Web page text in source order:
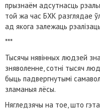
прызнаём адсутнасць
той жа час БХК разглядае
ад якога залежаць
***
Тысячы нявінных людзей
зняволенне, сотні тысяч
быць падвергнутымі
зламаныя лёсы.
Нягледзячы на тое, што